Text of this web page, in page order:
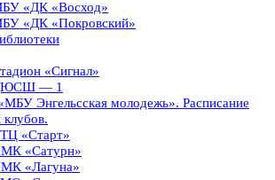
«ДК «Восход»
«ДК «Покровский»
«Сигнал»
— 1
Энгельсская молодежь». Расписание
клубов.
«Старт»
«Сатурн»
«Лагуна»